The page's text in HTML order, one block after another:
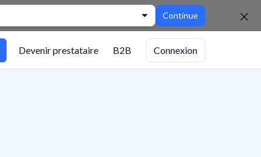
Continue
Devenir prestataire B2B Connexion